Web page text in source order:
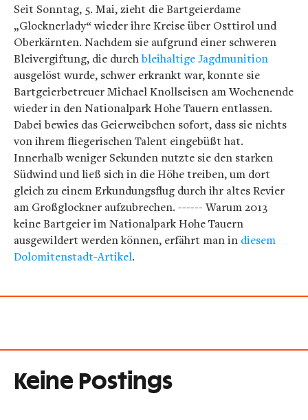
Seit Sonntag, 5. Mai, zieht die Bartgeierdame
„Glocknerlady“ wieder ihre Kreise über Osttirol und
Oberkärnten. Nachdem sie aufgrund einer schweren
Bleivergiftung, die durchbleihaltige Jagdmunition
ausgelöst wurde, schwer erkrankt war, konnte sie
Bartgeierbetreuer Michael Knollseisen am Wochenende
wieder in den Nationalpark Hohe Tauern entlassen.
Dabei bewies das Geierweibchen sofort, dass sie nichts
von ihrem fliegerischen Talent eingebüßt hat.
Innerhalb weniger Sekunden nutzte sie den starken
Südwind und ließ sich in die Höhe treiben, um dort
gleich zu einem Erkundungsflug durch ihr altes Revier
am Großglockner aufzubrechen. ------ Warum 2013
keine Bartgeier im Nationalpark Hohe Tauern
ausgewildert werden können, erfährt man in diesem
Dolomitenstadt-Artikel.
Keine Postings